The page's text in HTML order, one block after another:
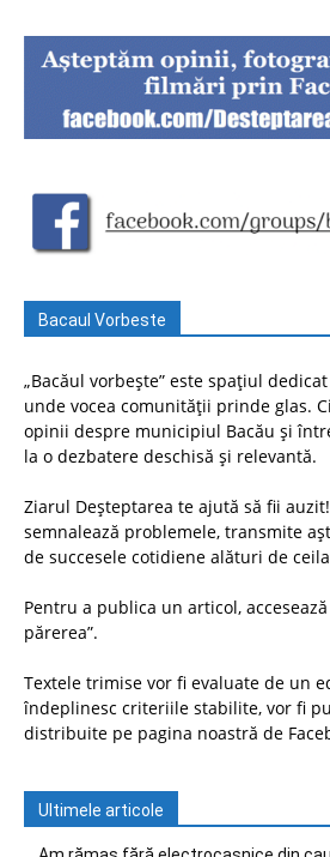
Bacaul Vorbeste
„Bacăul vorbește” este spațiul
unde vocea comunității prinde glas.
opinii despre municipiul Bacău și
la o dezbatere deschisă și relevantă.
Ziarul Deșteptarea te ajută să fii
semnalează problemele, transmite
de succesele cotidiene alături de
Pentru a publica un articol,
părerea”.
Textele trimise vor fi evaluate de un
îndeplinesc criteriile stabilite, vor fi
distribuite pe pagina noastră de
Ultimele articole